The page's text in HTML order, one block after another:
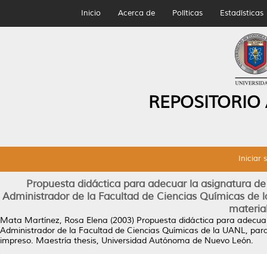
Inicio Acerca de Políticas Estadísticas
Iniciar
Propuesta didáctica para adecuar la asignatura
Administrador de la Facultad de Ciencias Químicas
Mata Martínez, Rosa Elena (2003) Propuesta didáctica para
Administrador de la Facultad de Ciencias Químicas de la UANL,
impreso. Maestría thesis, Universidad Autónoma de Nuevo León.